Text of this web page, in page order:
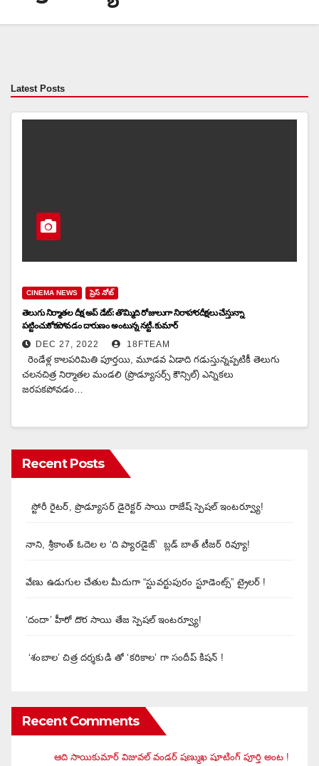
Latest Posts
CINEMA NEWS ప్రెస్ నోట్
తెలుగు నిర్మాతల దీక్ష అప్ డేట్: తొమ్మిది రోజులుగా నిరాహారదీక్షలు చేస్తున్నా
పట్టించుకోకపోవడం దారుణం అంటున్న నట్టీ. కుమార్
DEC 27, 2022 18FTEAM
రెండేళ్ల కాలపరిమితి పూర్తయి, మూడవ ఏడాది గడుస్తున్నప్పటికీ తెలుగు
చలనచిత్ర నిర్మాతల మండలి (ప్రొడ్యూసర్స్ కౌన్సిల్) ఎన్నికలు
జరపకపోవడం…
Recent Posts
స్టోరీ రైటర్, ప్రొడ్యూసర్ డైరెక్టర్ సాయి రాజేష్ స్పెషల్ ఇంటర్వ్యూ!
నాని, శ్రీకాంత్ ఓదెల ల ‘ది ప్యారడైజ్’ బ్లడ్ బాత్ టీజర్ రివ్యూ!
వేణు ఉడుగుల చేతుల మీదుగా “స్టువర్టుపురం స్టూడెంట్స్” ట్రైలర్ !
‘దందా’ హీరో దొర సాయి తేజ స్పెషల్ ఇంటర్వ్యూ!
‘శంబాల’ చిత్ర దర్శకుడి తో ‘కరికాల’ గా సందీప్ కిషన్ !
Recent Comments
ఆది సాయికుమార్ విజువ‌ల్ వండ‌ర్ ష‌ణ్ముఖ షూటింగ్ పూర్తి అంట !